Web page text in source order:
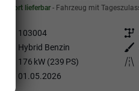
sofort lieferbar Fahrzeug mit
103004 Getriebe
Hybrid Benzin Außenfarbe
176 kW (239 PS) Kilometerstand
01.05.2026